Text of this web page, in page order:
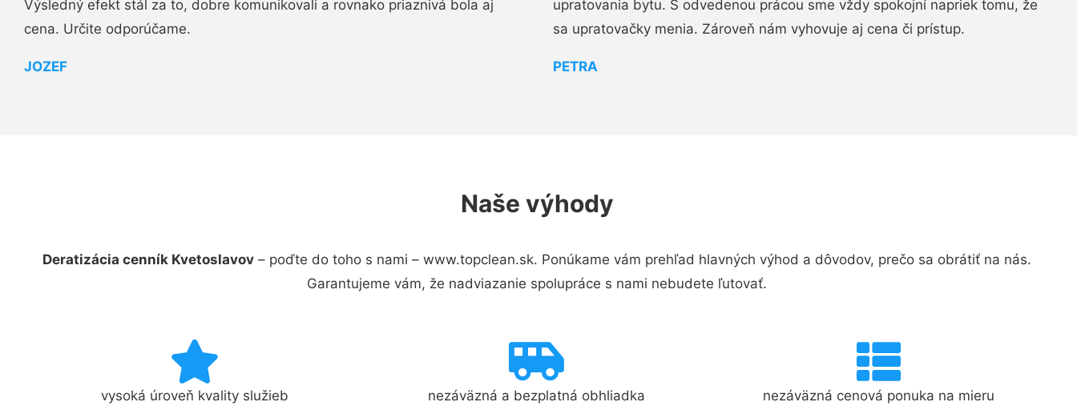
Výsledný efekt stál za to, dobre komunikovali a rovnako priaznivá bola aj
cena. Určite odporúčame.
JOZEF
upratovania bytu. S odvedenou prácou sme vždy spokojní napriek tomu, že
sa upratovačky menia. Zároveň nám vyhovuje aj cena či prístup.
PETRA
Naše výhody
Deratizácia cenník Kvetoslavov – poďte do toho s nami – www.topclean.sk. Ponúkame vám prehľad hlavných výhod a dôvodov, prečo sa obrátiť na nás.
Garantujeme vám, že nadviazanie spolupráce s nami nebudete ľutovať.
vysoká úroveň kvality služieb nezáväzná a bezplatná obhliadka nezáväzná cenová ponuka na mieru